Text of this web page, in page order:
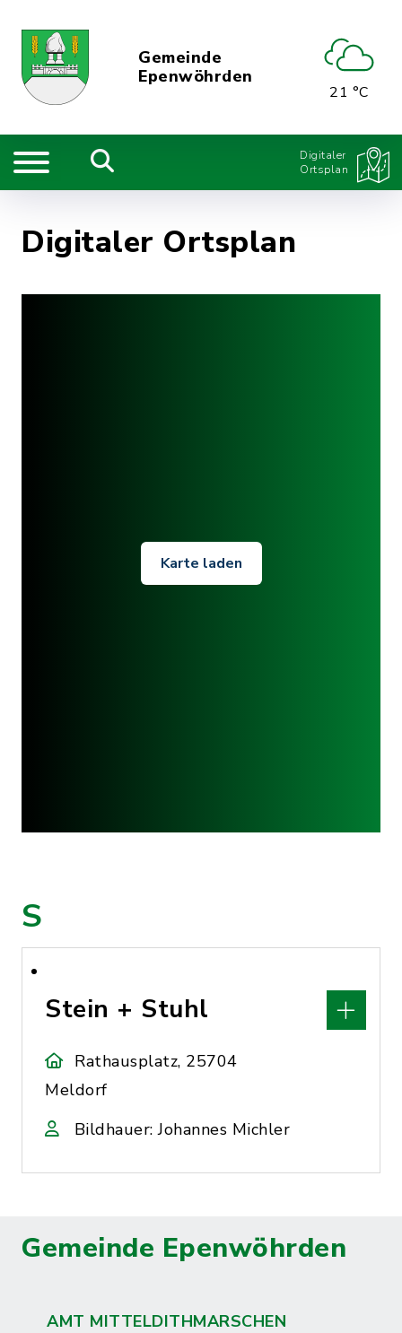
Gemeinde
Epenwöhrden
21 °C
Digitaler
Ortsplan
Digitaler Ortsplan
Karte laden
S
Stein + Stuhl
Rathausplatz, 25704
Meldorf
Bildhauer: Johannes Michler
Gemeinde Epenwöhrden
AMT MITTELDITHMARSCHEN